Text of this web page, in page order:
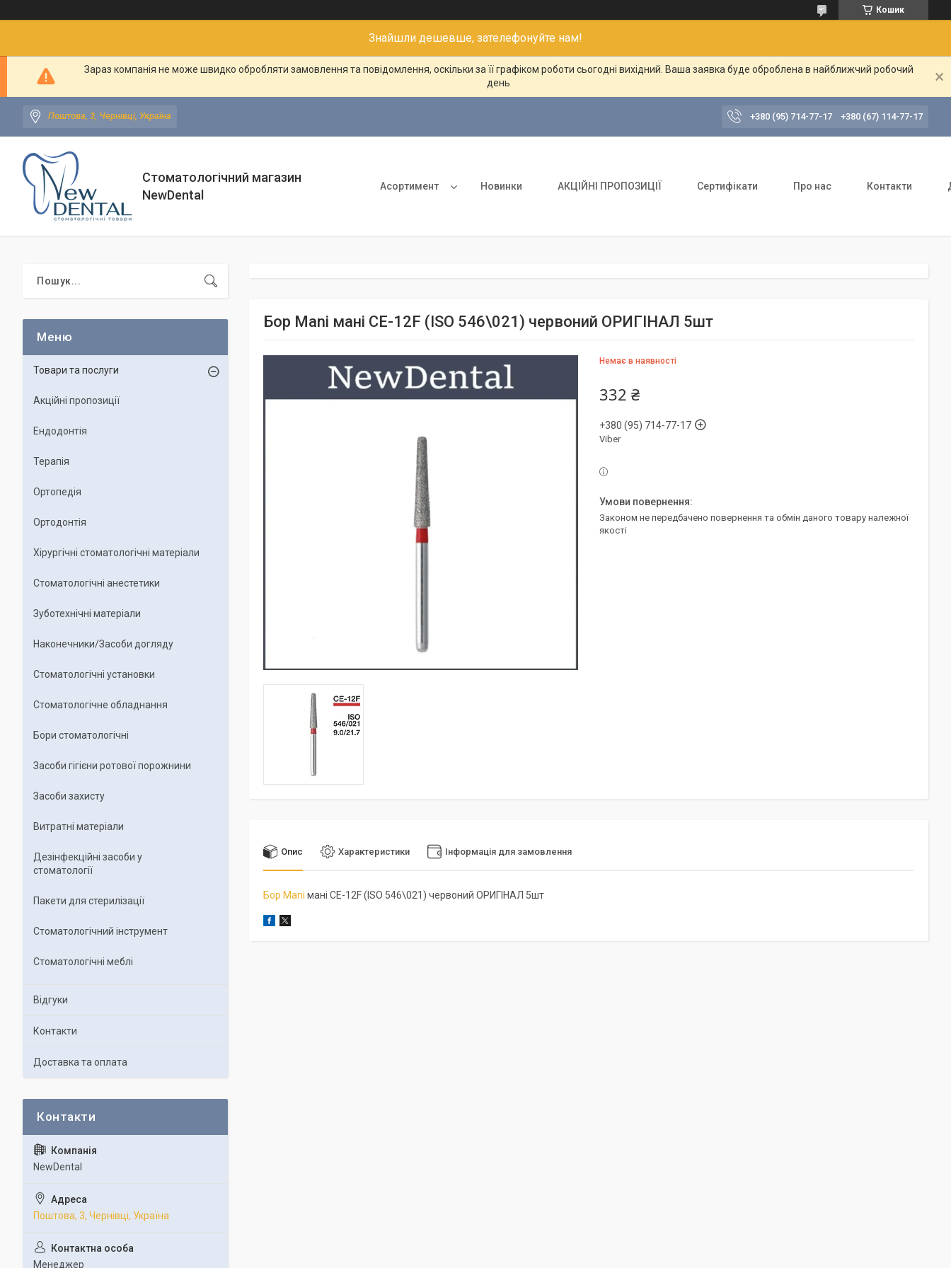
Кошик
Знайшли дешевше, зателефонуйте нам!
Зараз компанія не може швидко обробляти замовлення та повідомлення, оскільки за її графіком роботи сьогодні вихідний. Ваша заявка буде оброблена в найближчий робочий
день
Поштова, 3, Чернівці, Україна +380 (95) 714-77-17 +380 (67) 114-77-17
Стоматологічний магазин
NewDental
Асортимент Новинки АКЦІЙНІ ПРОПОЗИЦІЇ Сертифікати Про нас Контакти
Бор Mani мані CE-12F (ISO 546\021) червоний ОРИГІНАЛ 5шт
Немає в наявності
332 ₴
+380 (95) 714-77-17
Viber
Законом не передбачено повернення та обмін даного товару належної
якості
Опис Характеристики Інформація для замовлення
Бор Mani мані CE-12F (ISO 546\021) червоний ОРИГІНАЛ 5шт
Товари та послуги
Акційні пропозиції
Ендодонтія
Терапія
Ортопедія
Ортодонтія
Хірургічні стоматологічні матеріали
Стоматологічні анестетики
Зуботехнічні матеріали
Наконечники/Засоби догляду
Стоматологічні установки
Стоматологічне обладнання
Бори стоматологічні
Засоби гігієни ротової порожнини
Засоби захисту
Витратні матеріали
Дезінфекційні засоби у
стоматології
Пакети для стерилізації
Стоматологічний інструмент
Стоматологічні меблі
Відгуки
Контакти
Доставка та оплата
NewDental
Поштова, 3, Чернівці, Україна
Менеджер